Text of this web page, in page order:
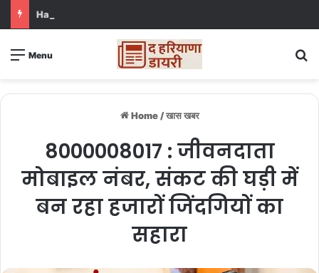
Menu
Home / खास खबर
8000008017 : जीवनदाता
मोबाइल नंबर, संकट की घड़ी में
बन रहा हजारों जिंदगियों का
सहारा